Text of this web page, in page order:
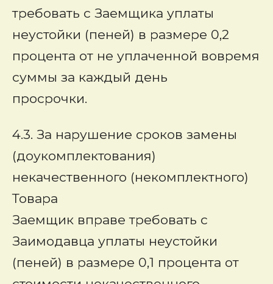
требовать с Заемщика уплаты
неустойки (пеней) в размере 0,2
процента от не уплаченной вовремя
суммы за каждый день
просрочки.
4.3. За нарушение сроков замены
(доукомплектования)
некачественного (некомплектного)
Товара
Заемщик вправе требовать с
Заимодавца уплаты неустойки
(пеней) в размере 0,1 процента от